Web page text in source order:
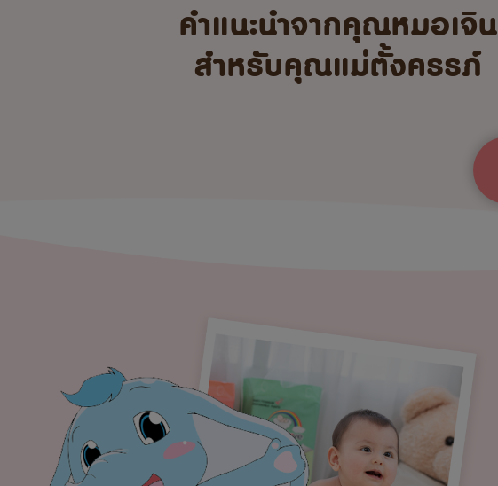
คำแนะนำจากคุณหมอเจิน
สำหรับคุณแม่ตั้งครรภ์